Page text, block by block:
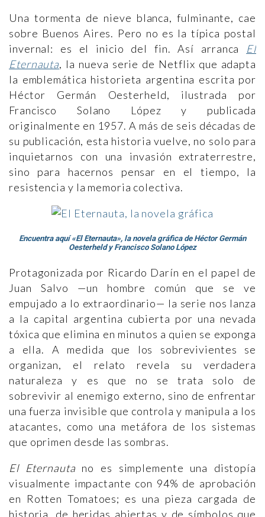
Una tormenta de nieve blanca, fulminante, cae
sobre Buenos Aires. Pero no es la típica postal
invernal: es el inicio del fin. Así arranca El
Eternauta, la nueva serie de Netflix que adapta
la emblemática historieta argentina escrita por
Héctor Germán Oesterheld, ilustrada por
Francisco Solano López y publicada
originalmente en 1957. A más de seis décadas de
su publicación, esta historia vuelve, no solo para
inquietarnos con una invasión extraterrestre,
sino para hacernos pensar en el tiempo, la
resistencia y la memoria colectiva.
Encuentra aquí «El Eternauta», la novela gráfica de Héctor Germán
Oesterheld y Francisco Solano López
Protagonizada por Ricardo Darín en el papel de
Juan Salvo —un hombre común que se ve
empujado a lo extraordinario— la serie nos lanza
a la capital argentina cubierta por una nevada
tóxica que elimina en minutos a quien se exponga
a ella. A medida que los sobrevivientes se
organizan, el relato revela su verdadera
naturaleza y es que no se trata solo de
sobrevivir al enemigo externo, sino de enfrentar
una fuerza invisible que controla y manipula a los
atacantes, como una metáfora de los sistemas
que oprimen desde las sombras.
El Eternauta no es simplemente una distopía
visualmente impactante con 94% de aprobación
en Rotten Tomatoes; es una pieza cargada de
historia, de heridas abiertas y de símbolos que